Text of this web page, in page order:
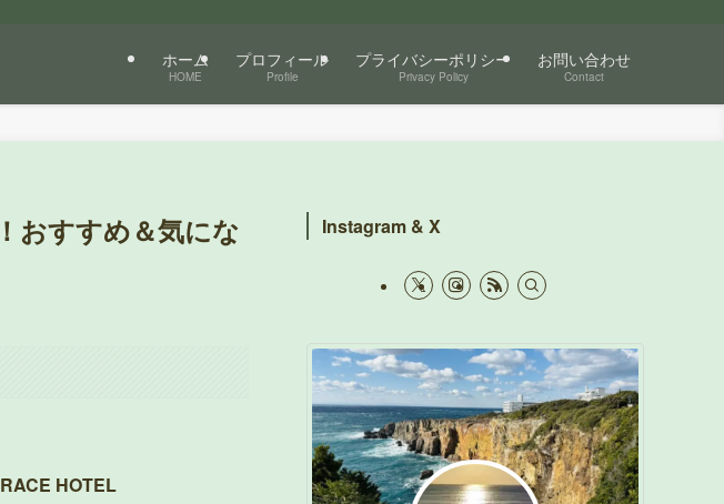
ホーム
HOME
プロフィール
Profile
プライバシーポリシー
Privacy Policy
お問い合わせ
Contact
おすすめ＆気にな
HOTEL
Instagram & X